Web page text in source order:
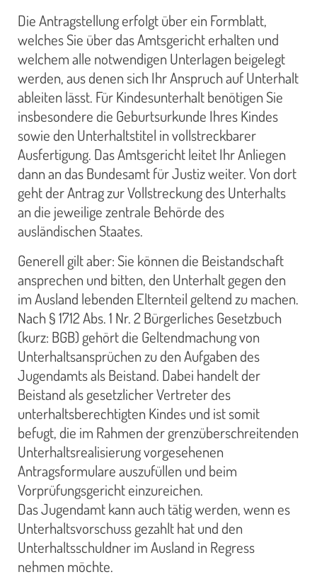
Die Antragstellung erfolgt über ein Formblatt,
welches Sie über das Amtsgericht erhalten und
welchem alle notwendigen Unterlagen beigelegt
werden, aus denen sich Ihr Anspruch auf Unterhalt
ableiten lässt. Für Kindesunterhalt benötigen Sie
insbesondere die Geburtsurkunde Ihres Kindes
sowie den Unterhaltstitel in vollstreckbarer
Ausfertigung. Das Amtsgericht leitet Ihr Anliegen
dann an das Bundesamt für Justiz weiter. Von dort
geht der Antrag zur Vollstreckung des Unterhalts
an die jeweilige zentrale Behörde des
ausländischen Staates.
Generell gilt aber: Sie können die Beistandschaft
ansprechen und bitten, den Unterhalt gegen den
im Ausland lebenden Elternteil geltend zu machen.
Nach § 1712 Abs. 1 Nr. 2 Bürgerliches Gesetzbuch
(kurz: BGB) gehört die Geltendmachung von
Unterhaltsansprüchen zu den Aufgaben des
Jugendamts als Beistand. Dabei handelt der
Beistand als gesetzlicher Vertreter des
unterhaltsberechtigten Kindes und ist somit
befugt, die im Rahmen der grenzüberschreitenden
Unterhaltsrealisierung vorgesehenen
Antragsformulare auszufüllen und beim
Vorprüfungsgericht einzureichen.
Das Jugendamt kann auch tätig werden, wenn es
Unterhaltsvorschuss gezahlt hat und den
Unterhaltsschuldner im Ausland in Regress
nehmen möchte.